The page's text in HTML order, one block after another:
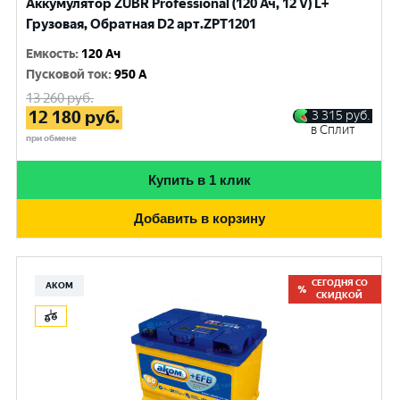
Аккумулятор ZUBR Professional (120 Ач, 12 V) L+
Грузовая, Обратная D2 арт.ZPT1201
Емкость: 120 Ач
Пусковой ток:950 A
13 260руб.
12 180 руб.
при обмене
3 315 руб.
в Сплит
Купить в 1 клик
Добавить в корзину
АКОМ
СЕГОДНЯ СО
СКИДКОЙ